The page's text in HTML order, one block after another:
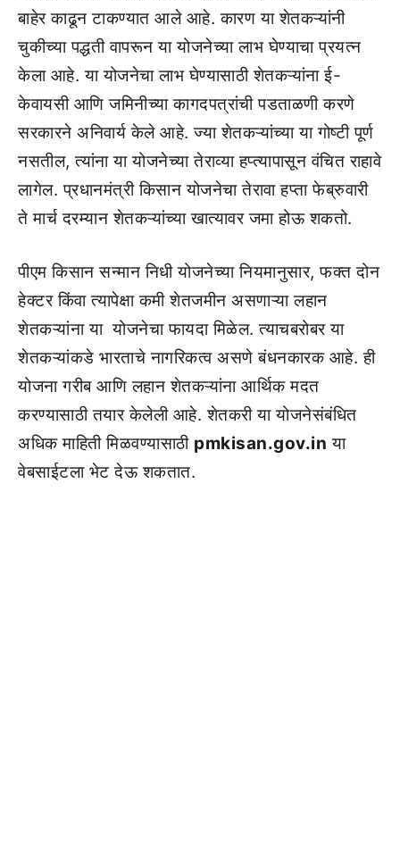
बाहेर काढून टाकण्यात आले आहे. कारण या शेतकऱ्यांनी
चुकीच्या पद्धती वापरून या योजनेच्या लाभ घेण्याचा प्रयत्न
केला आहे. या योजनेचा लाभ घेण्यासाठी शेतकऱ्यांना ई-
केवायसी आणि जमिनीच्या कागदपत्रांची पडताळणी करणे
सरकारने अनिवार्य केले आहे. ज्या शेतकऱ्यांच्या या गोष्टी पूर्ण
नसतील, त्यांना या योजनेच्या तेराव्या हप्त्यापासून वंचित राहावे
लागेल. प्रधानमंत्री किसान योजनेचा तेरावा हप्ता फेब्रुवारी
ते मार्च दरम्यान शेतकऱ्यांच्या खात्यावर जमा होऊ शकतो.
पीएम किसान सन्मान निधी योजनेच्या नियमानुसार, फक्त दोन
हेक्टर किंवा त्यापेक्षा कमी शेतजमीन असणाऱ्या लहान
शेतकऱ्यांना या योजनेचा फायदा मिळेल. त्याचबरोबर या
शेतकऱ्यांकडे भारताचे नागरिकत्व असणे बंधनकारक आहे. ही
योजना गरीब आणि लहान शेतकऱ्यांना आर्थिक मदत
करण्यासाठी तयार केलेली आहे. शेतकरी या योजनेसंबंधित
अधिक माहिती मिळवण्यासाठी pmkisan.gov.in या
वेबसाईटला भेट देऊ शकतात.